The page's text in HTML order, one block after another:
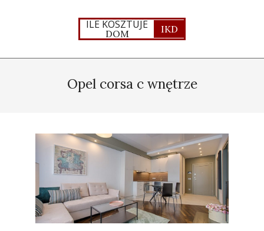
ILE KOSZTUJE
DOM IKD
Opel corsa c wnętrze